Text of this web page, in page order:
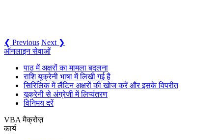
❮ Previous Next ❯
ऑनलाइन सेवाओं
पाठ में अक्षरों का मामला बदलना
राशि यूक्रेनी भाषा में लिखी गई है
सिरिलिक में लैटिन अक्षरों की खोज करें और इसके विपरीत
यूक्रेनी से अंग्रेजी में लिप्यंतरण
विनिमय दरें
VBA मैक्रोज़
कार्य